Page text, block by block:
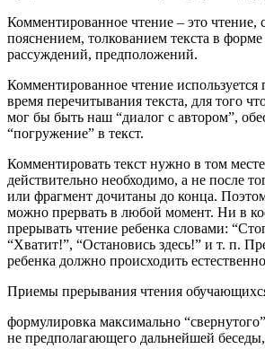
Комментированное чтение – это
пояснением, толкованием текста в
рассуждений, предположений.
Комментированное чтение
время перечитывания текста, для того
мог бы быть наш “диалог с автором”,
“погружение” в текст.
Комментировать текст нужно в том
действительно необходимо, а не после
или фрагмент дочитаны до конца.
можно прервать в любой момент. Ни в
прерывать чтение ребенка словами:
“Хватит!”, “Остановись здесь!” и т. п.
ребенка должно происходить
Приемы прерывания чтения
формулировка максимально
не предполагающего дальнейшей